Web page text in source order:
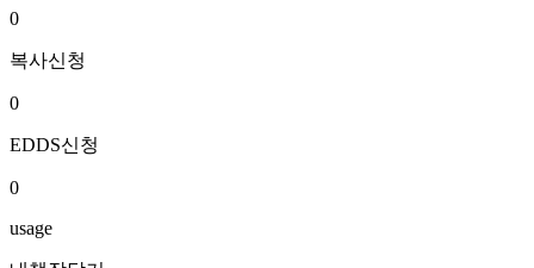
0
복사신청
0
EDDS신청
0
usage